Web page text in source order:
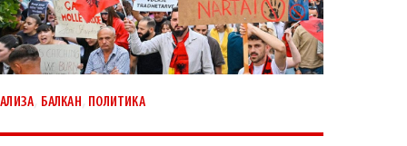
БАЛКАН ПОЛИТИКА